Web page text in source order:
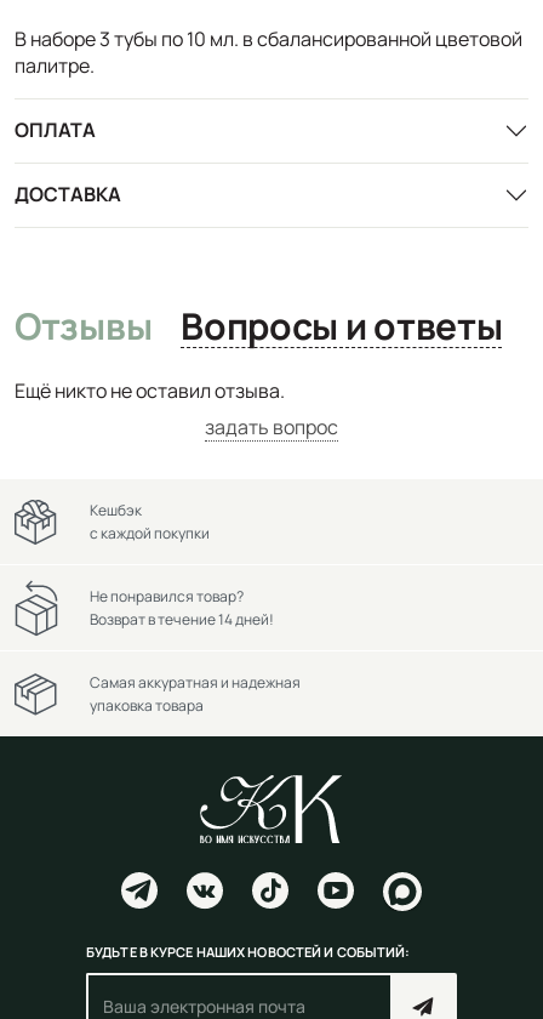
В наборе 3 тубы по 10 мл. в сбалансированной цветовой
палитре.
ОПЛАТА
ДОСТАВКА
Отзывы Вопросы и ответы
Ещё никто не оставил отзыва.
задать вопрос
Кешбэк
с каждой покупки
Не понравился товар?
Возврат в течение 14 дней!
Самая аккуратная и надежная
упаковка товара
БУДЬТЕ В КУРСЕ НАШИХ НОВОСТЕЙ И СОБЫТИЙ: